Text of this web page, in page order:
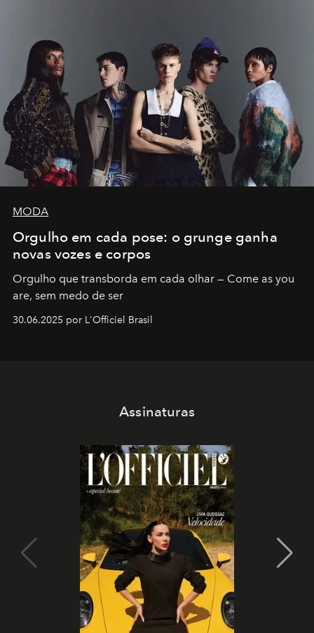
MODA
Orgulho em cada pose: o grunge ganha
novas vozes e corpos
Orgulho que transborda em cada olhar — Come as you
are, sem medo de ser
30.06.2025 por L'Officiel Brasil
Assinaturas